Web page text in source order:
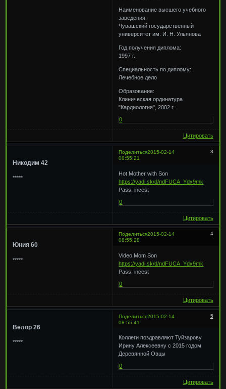
Наименование высшего учебного
заведения:
Чувашский государственный
университет им. И. Н. Ульянова
Год получения диплома:
1997 г.
Специальность по диплому:
Лечебное дело
Образование:
Клиническая ординатура
"Кардиология", 2002 г.
0
Цитировать
Поделиться 3
2015-02-14
08:55:21
Никодим 42
*****
Hot Mother with Son
https://yadi.sk/d/ndFUCA_Ydx9mk
Pass: incest
0
Цитировать
Поделиться 4
2015-02-14
08:55:28
Юния 60
*****
Video Mom Son
https://yadi.sk/d/ndFUCA_Ydx9mk
Pass: incest
0
Цитировать
Поделиться 5
2015-02-14
08:55:41
Велор 26
*****
Коллеги поздравляют Туйзарову
Ирину Алексеевну с 2015 годом
Деревянной Овцы
0
Цитировать